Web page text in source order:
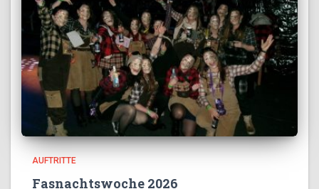
AUFTRITTE
Fasnachtswoche 2026